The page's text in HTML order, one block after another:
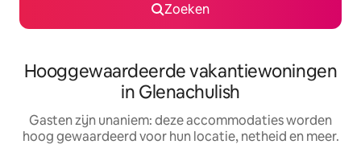
Zoeken
Hooggewaardeerde vakantiewoningen
in Glenachulish
Gasten zijn unaniem: deze accommodaties worden
hoog gewaardeerd voor hun locatie, netheid en meer.